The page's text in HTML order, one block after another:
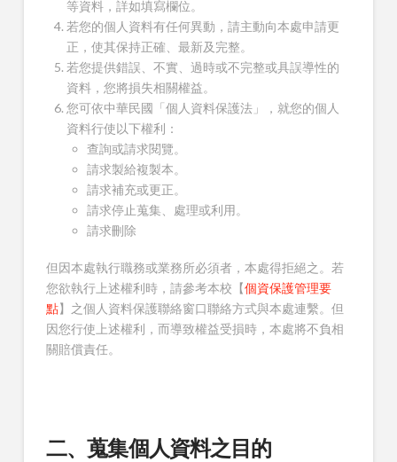
等資料，詳如填寫欄位。
若您的個人資料有任何異動，請主動向本處申請更
正，使其保持正確、最新及完整。
若您提供錯誤、不實、過時或不完整或具誤導性的
資料，您將損失相關權益。
您可依中華民國「個人資料保護法」，就您的個人
資料行使以下權利：
查詢或請求閱覽。
請求製給複製本。
請求補充或更正。
請求停止蒐集、處理或利用。
請求刪除
但因本處執行職務或業務所必須者，本處得拒絕之。若
您欲執行上述權利時，請參考本校【個資保護管理要
點】之個人資料保護聯絡窗口聯絡方式與本處連繫。但
因您行使上述權利，而導致權益受損時，本處將不負相
關賠償責任。
二、蒐集個人資料之目的